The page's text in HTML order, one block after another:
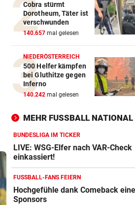
Cobra stürmt
Dorotheum, Täter ist
verschwunden
140.657 mal gelesen
NIEDERÖSTERREICH
500 Helfer kämpfen
bei Gluthitze gegen
Inferno
140.242 mal gelesen
MEHR FUSSBALL NATIONAL
BUNDESLIGA IM TICKER
LIVE: WSG-Elfer nach VAR-Check
einkassiert!
FUSSBALL-FANS FEIERN
Hochgefühle dank Comeback
Sponsors